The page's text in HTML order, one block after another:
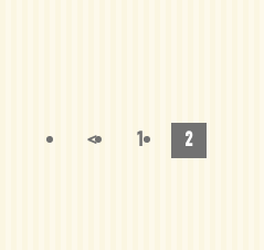
< 1 2